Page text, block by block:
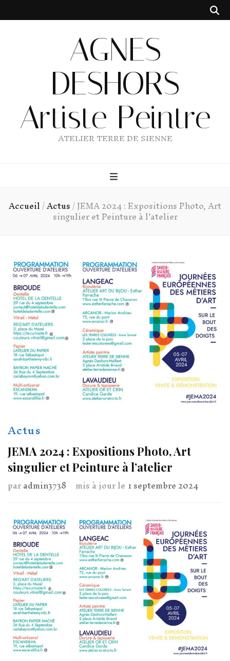
AGNES
DESHORS
Artiste Peintre
ATELIER TERRE DE SIENNE
Accueil/Actus/JEMA 2024 : Expositions Photo, Art
singulier et Peinture à l’atelier
Actus
JEMA 2024 : Expositions Photo, Art
singulier et Peinture à l’atelier
paradmin3738 mis à jour le1 septembre 2024